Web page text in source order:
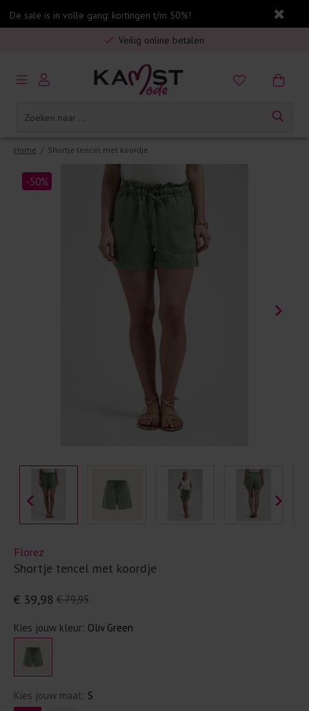
De sale is in volle gang: kortingen t/m 50%!
Gratis verzending in Nederland vanaf €75,-
Veilig online betalen
5% spaarbonus op jouw aankoop
Gratis verzending in Nederland vanaf €75,-
Home / Shortje tencel met koordje
-50%
Florez
Shortje tencel met koordje
€ 79,95
€ 39,98
Kies jouw kleur: Oliv Green
Kies jouw maat: S